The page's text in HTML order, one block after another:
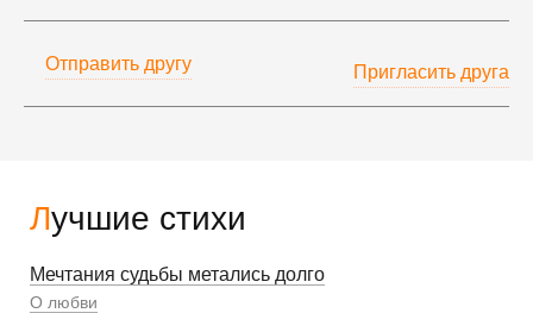
Лучшие стихи
Мечтания судьбы метались долго
О любви
Отправить другу Пригласить друга